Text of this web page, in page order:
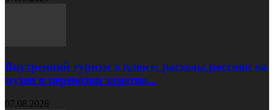
Внутренний туризм в плюсе: расходы россиян на
музеи и перевозки заметно...
07.08.2026